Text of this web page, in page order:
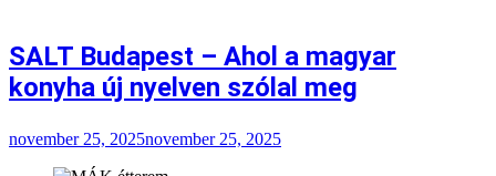
SALT Budapest – Ahol a magyar
konyha új nyelven szólal meg
november 25, 2025november 25, 2025